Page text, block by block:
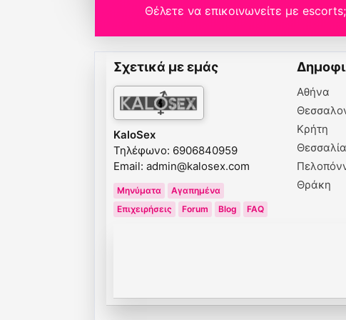
Θέλετε να επικοινωνείτε με
Σχετικά με εμάς
KaloSex
Τηλέφωνο: 6906840959
Email: admin@kalosex.com
Μηνύματα
Αγαπημένα
Επιχειρήσεις
Forum Blog FAQ
Αθήνα
Κρήτη
Θεσσαλία
Θράκη